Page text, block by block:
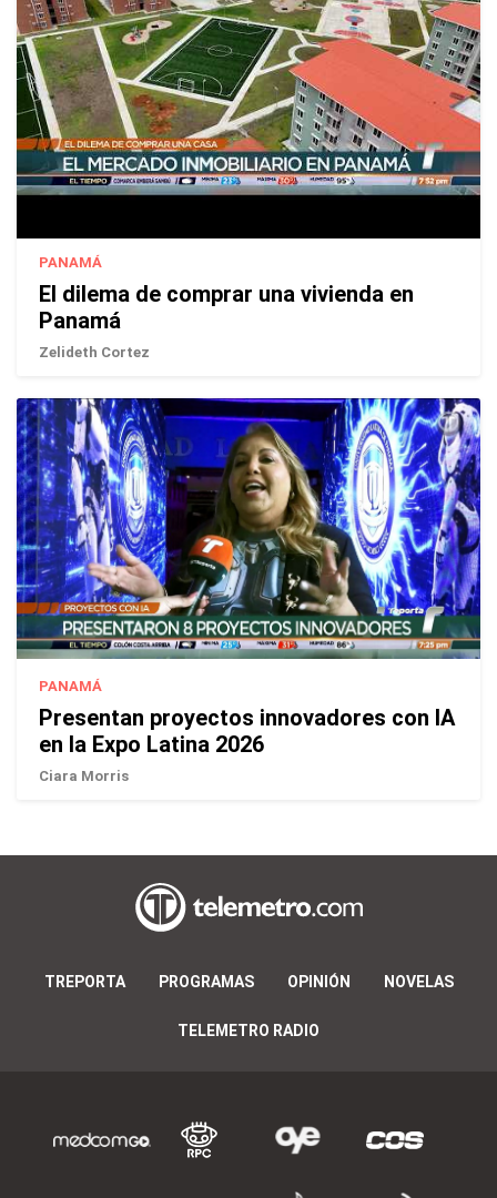
PANAMÁ
El dilema de comprar una vivienda en
Panamá
Zelideth Cortez
PANAMÁ
Presentan proyectos innovadores con IA
en la Expo Latina 2026
Ciara Morris
TREPORTA PROGRAMAS OPINIÓN NOVELAS
TELEMETRO RADIO